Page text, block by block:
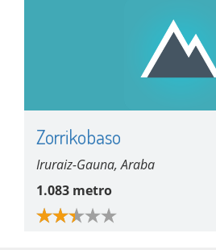
Zorrikobaso
Iruraiz-Gauna, Araba
1.083 metro